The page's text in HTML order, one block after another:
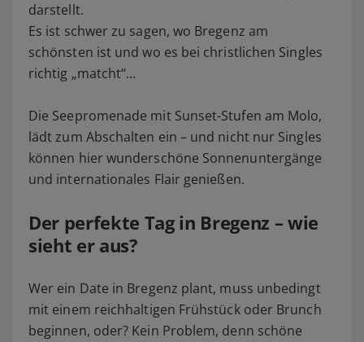
darstellt.
Es ist schwer zu sagen, wo Bregenz am
schönsten ist und wo es bei christlichen Singles
richtig „matcht“…
Die Seepromenade mit Sunset-Stufen am Molo,
lädt zum Abschalten ein – und nicht nur Singles
können hier wunderschöne Sonnenuntergänge
und internationales Flair genießen.
Der perfekte Tag in Bregenz – wie
sieht er aus?
Wer ein Date in Bregenz plant, muss unbedingt
mit einem reichhaltigen Frühstück oder Brunch
beginnen, oder? Kein Problem, denn schöne